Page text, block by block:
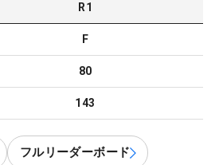
R1
F
80
143
フルリーダーボード